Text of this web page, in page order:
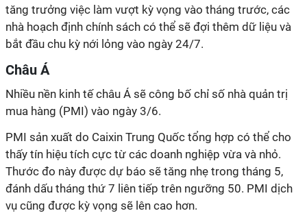
tăng trưởng việc làm vượt kỳ vọng vào tháng trước, các
nhà hoạch định chính sách có thể sẽ đợi thêm dữ liệu và
bắt đầu chu kỳ nới lỏng vào ngày 24/7.
Châu Á
Nhiều nền kinh tế châu Á sẽ công bố chỉ số nhà quản trị
mua hàng (PMI) vào ngày 3/6.
PMI sản xuất do Caixin Trung Quốc tổng hợp có thể cho
thấy tín hiệu tích cực từ các doanh nghiệp vừa và nhỏ.
Thước đo này được dự báo sẽ tăng nhẹ trong tháng 5,
đánh dấu tháng thứ 7 liên tiếp trên ngưỡng 50. PMI dịch
vụ cũng được kỳ vọng sẽ lên cao hơn.